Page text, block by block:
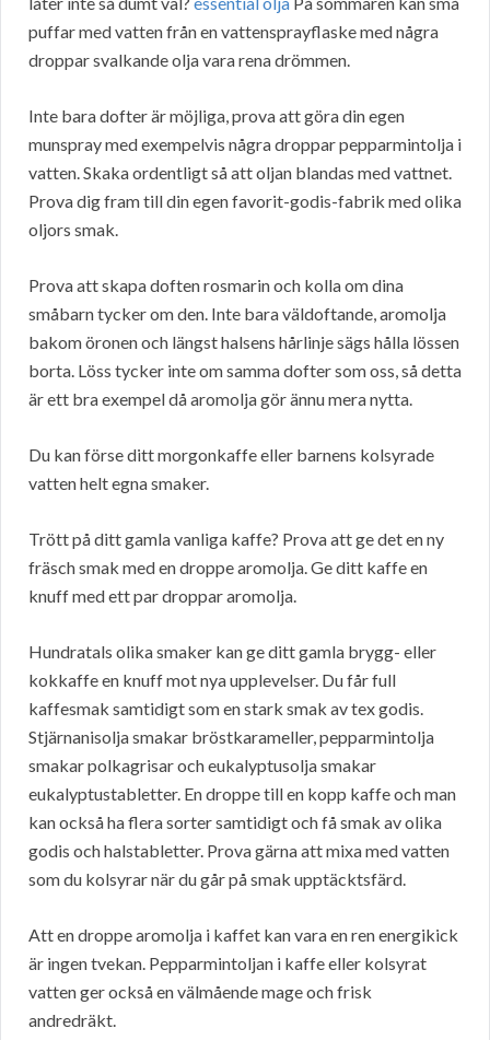
puffar med vatten från en vattensprayflaske med några
droppar svalkande olja vara rena drömmen.
Inte bara dofter är möjliga, prova att göra din egen
munspray med exempelvis några droppar pepparmintolja i
vatten. Skaka ordentligt så att oljan blandas med vattnet.
Prova dig fram till din egen favorit-godis-fabrik med olika
oljors smak.
Prova att skapa doften rosmarin och kolla om dina
småbarn tycker om den. Inte bara väldoftande, aromolja
bakom öronen och längst halsens hårlinje sägs hålla lössen
borta. Löss tycker inte om samma dofter som oss, så detta
är ett bra exempel då aromolja gör ännu mera nytta.
Du kan förse ditt morgonkaffe eller barnens kolsyrade
vatten helt egna smaker.
Trött på ditt gamla vanliga kaffe? Prova att ge det en ny
fräsch smak med en droppe aromolja. Ge ditt kaffe en
knuff med ett par droppar aromolja.
Hundratals olika smaker kan ge ditt gamla brygg- eller
kokkaffe en knuff mot nya upplevelser. Du får full
kaffesmak samtidigt som en stark smak av tex godis.
Stjärnanisolja smakar bröstkarameller, pepparmintolja
smakar polkagrisar och eukalyptusolja smakar
eukalyptustabletter. En droppe till en kopp kaffe och man
kan också ha flera sorter samtidigt och få smak av olika
godis och halstabletter. Prova gärna att mixa med vatten
som du kolsyrar när du går på smak upptäcktsfärd.
Att en droppe aromolja i kaffet kan vara en ren energikick
är ingen tvekan. Pepparmintoljan i kaffe eller kolsyrat
vatten ger också en välmående mage och frisk
andredräkt.